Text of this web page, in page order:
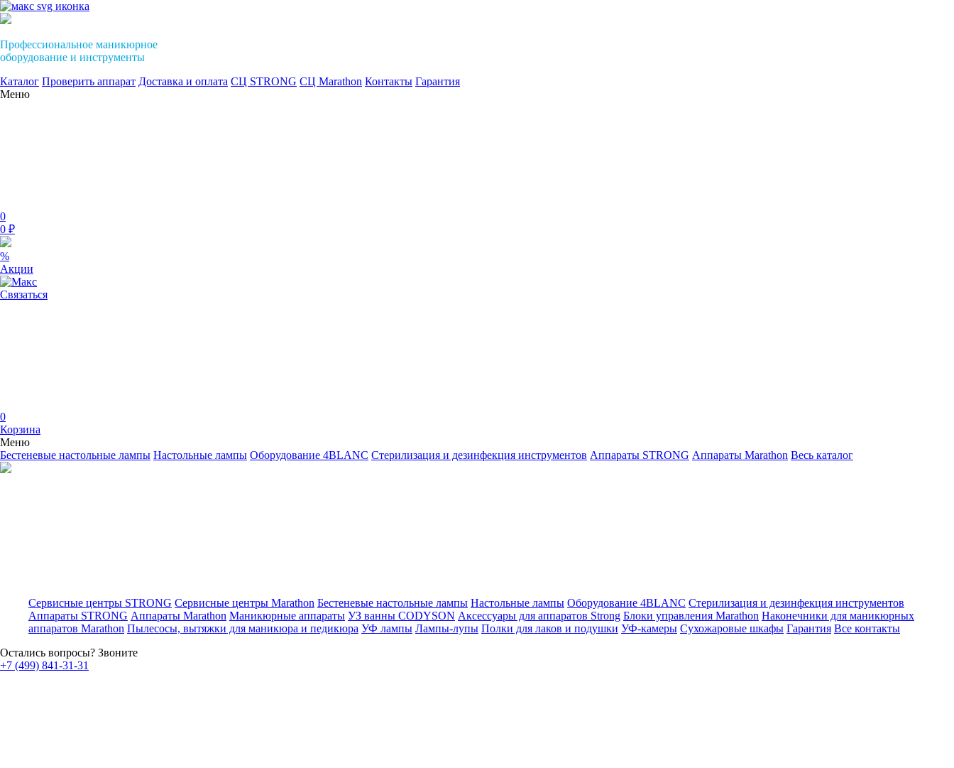
Профессиональное маникюрное
оборудование и инструменты
Каталог Проверить аппарат Доставка и оплата СЦ STRONG СЦ Marathon Контакты Гарантия
Меню
0
0 ₽
%
Акции
Связаться
0
Корзина
Меню
Бестеневые настольные лампы Настольные лампы Оборудование 4BLANC Стерилизация и дезинфекция инструментов Аппараты STRONG Аппараты Marathon Весь каталог
Сервисные центры STRONG Сервисные центры Marathon Бестеневые настольные лампы Настольные лампы Оборудование 4BLANC Стерилизация и дезинфекция инструментов
Аппараты STRONG Аппараты Marathon Маникюрные аппараты УЗ ванны CODYSON Аксессуары для аппаратов Strong Блоки управления Marathon Наконечники для маникюрных
аппаратов Marathon Пылесосы, вытяжки для маникюра и педикюра УФ лампы Лампы-лупы Полки для лаков и подушки УФ-камеры Сухожаровые шкафы Гарантия Все контакты
Остались вопросы? Звоните
+7 (499) 841-31-31